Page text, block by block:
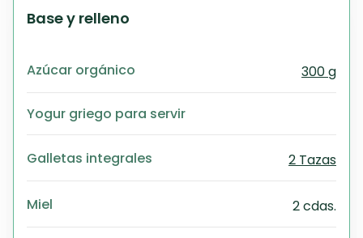
Base y relleno
Azúcar orgánico 300 g
Yogur griego para servir
Galletas integrales 2 Tazas
Miel 2 cdas.